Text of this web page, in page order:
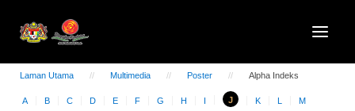
Laman Utama Multimedia Poster Alpha Indeks
A B C D E F G H I J K L M